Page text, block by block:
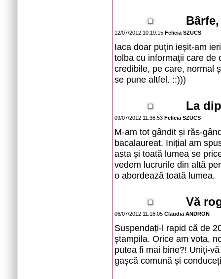
12/07/2012 10:19:15 Felicia SZUCS
Iaca doar puțin ieșit-am
tolba cu informații care de
credibile, pe care, normal
se pune altfel. ::)))
La
09/07/2012 11:36:53 Felicia SZUCS
M-am tot gândit și răs-
bacalaureat. Inițial am
asta și toată lumea se
vedem lucrurile din altă
o abordează toată lumea.
Vă
06/07/2012 11:16:05 Claudia ANDRON
Suspendați-l rapid că de
ștampila. Orice am vota,
putea fi mai bine?! Uniți-
gașcă comună și